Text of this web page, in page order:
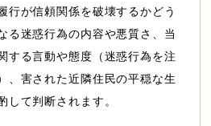
行が信頼関係を破壊するかどう
る迷惑行為の内容や悪質さ、当
する言動や態度（迷惑行為を注
、害された近隣住民の平穏な生
して判断されます。